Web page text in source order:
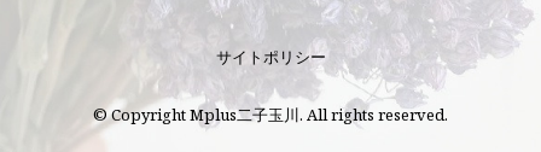
サイトポリシー
© Copyright Mplus二子玉川. All rights reserved.